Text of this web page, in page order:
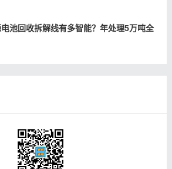
池回收拆解线有多智能？年处理5万吨全